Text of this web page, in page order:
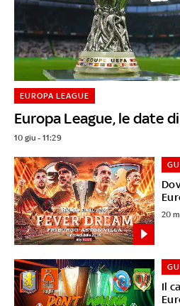
Europa League, le date
EUROPA LEAGUE
10 giu - 11:29
20
Il